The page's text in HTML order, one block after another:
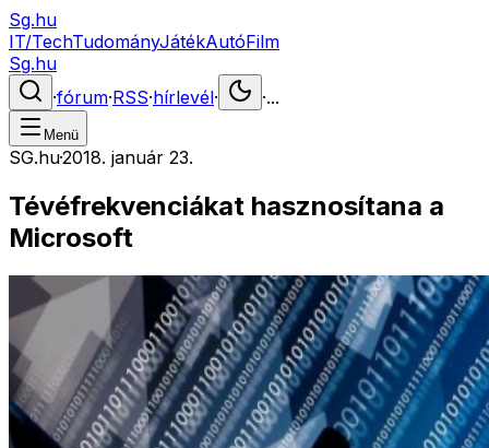
Sg.hu
IT/TechTudományJátékAutóFilm
Sg.hu
·fórum·RSS·hírlevél· ·...
Menü
SG.hu·2018. január 23.
Tévéfrekvenciákat hasznosítana a
Microsoft